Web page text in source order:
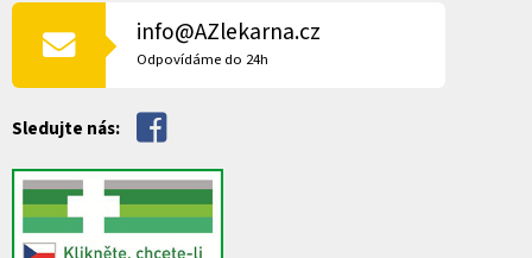
info@AZlekarna.cz
Odpovídáme do 24h
Sledujte nás: